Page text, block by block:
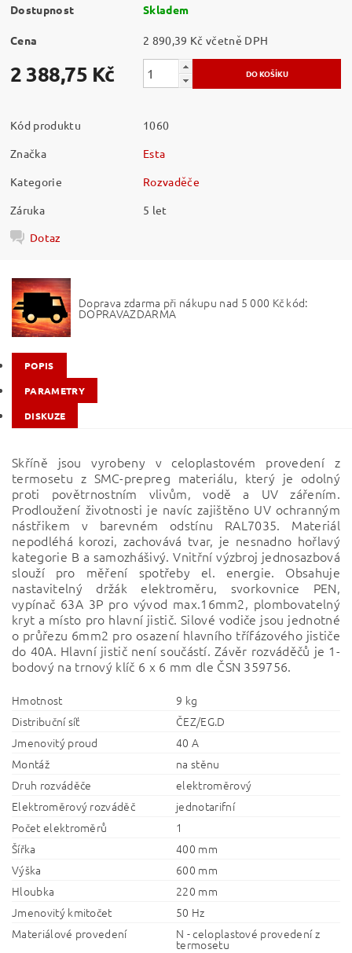
Dostupnost Skladem
Cena 2 890,39 Kč včetně DPH
2 388,75 Kč
Kód produktu
1060
Značka
Esta
Kategorie
Rozvaděče
Záruka
5 let
Dotaz
Doprava zdarma při nákupu nad 5 000 Kč kód:
DOPRAVAZDARMA
POPIS
PARAMETRY
DISKUZE
Skříně jsou vyrobeny v celoplastovém provedení z
termosetu z SMC-prepreg materiálu, který je odolný
proti povětrnostním vlivům, vodě a UV zářením.
Prodloužení životnosti je navíc zajištěno UV ochranným
nástřikem v barevném odstínu RAL7035. Materiál
nepodléhá korozi, zachovává tvar, je nesnadno hořlavý
kategorie B a samozhášivý. Vnitřní výzbroj jednosazbová
slouží pro měření spotřeby el. energie. Obsahuje
nastavitelný držák elektroměru, svorkovnice PEN,
vypínač 63A 3P pro vývod max.16mm2, plombovatelný
kryt a místo pro hlavní jistič. Silové vodiče jsou jednotné
o průřezu 6mm2 pro osazení hlavního třífázového jističe
do 40A. Hlavní jistič není součástí. Závěr rozváděčů je 1-
bodový na trnový klíč 6 x 6 mm dle ČSN 359756.
Hmotnost
9 kg
Distribuční síť
ČEZ/EG.D
Jmenovitý proud
40 A
Montáž
na stěnu
Druh rozváděče
elektroměrový
Elektroměrový rozváděč
jednotarifní
Počet elektroměrů
1
Šířka
400 mm
Výška
600 mm
Hloubka
220 mm
Jmenovitý kmitočet
50 Hz
Materiálové provedení
N - celoplastové provedení z
termosetu